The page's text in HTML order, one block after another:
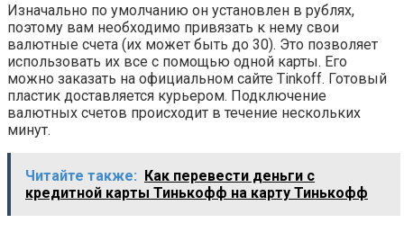
Изначально по умолчанию он установлен в рублях,
поэтому вам необходимо привязать к нему свои
валютные счета (их может быть до 30). Это позволяет
использовать их все с помощью одной карты. Его
можно заказать на официальном сайте Tinkoff. Готовый
пластик доставляется курьером. Подключение
валютных счетов происходит в течение нескольких
минут.
Читайте также: Как перевести деньги с
кредитной карты Тинькофф на карту Тинькофф